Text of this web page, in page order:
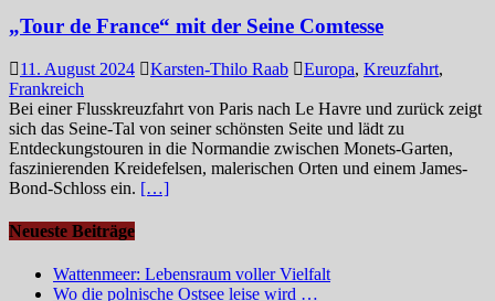
„Tour de France“ mit der Seine Comtesse
11. August 2024 Karsten-Thilo Raab Europa, Kreuzfahrt,
Frankreich
Bei einer Flusskreuzfahrt von Paris nach Le Havre und zurück zeigt
sich das Seine-Tal von seiner schönsten Seite und lädt zu
Entdeckungstouren in die Normandie zwischen Monets-Garten,
faszinierenden Kreidefelsen, malerischen Orten und einem James-
Bond-Schloss ein. […]
Neueste Beiträge
Wattenmeer: Lebensraum voller Vielfalt
Wo die polnische Ostsee leise wird …